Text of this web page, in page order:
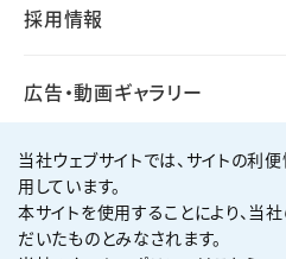
採用情報
広告・動画ギャラリー
個人情報保護方針
サ
サイトマップ
当社ウェブサイトでは、サイトの利
用しています。
本サイトを使用することにより、当
だいたものとみなされます。